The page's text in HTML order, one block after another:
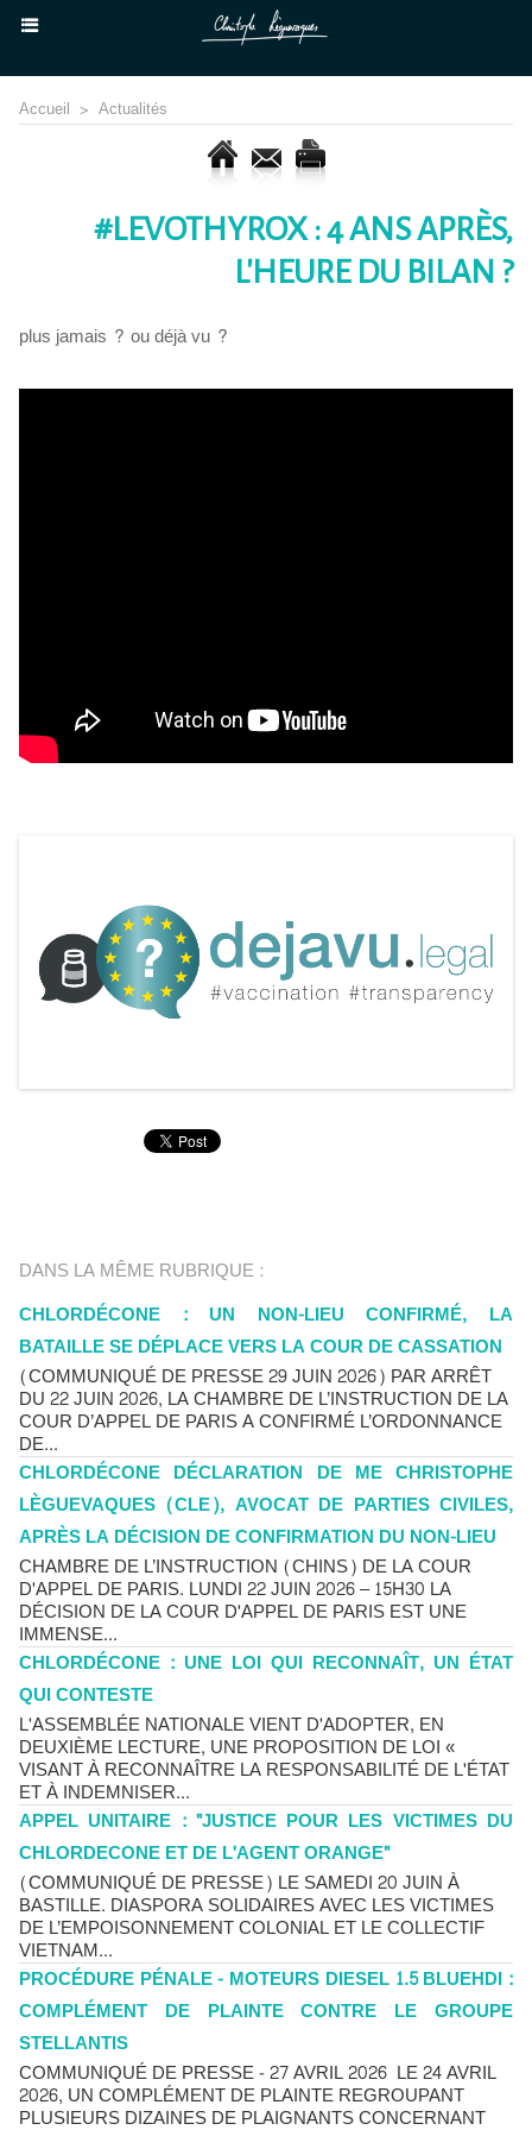
Accueil > Actualités
#LEVOTHYROX : 4 ANS APRÈS,
L'HEURE DU BILAN ?
plus jamais ? ou déjà vu ?
DANS LA MÊME RUBRIQUE :
CHLORDÉCONE : UN NON-LIEU CONFIRMÉ, LA
BATAILLE SE DÉPLACE VERS LA COUR DE CASSATION
(COMMUNIQUÉ DE PRESSE 29 JUIN 2026) PAR ARRÊT
DU 22 JUIN 2026, LA CHAMBRE DE L’INSTRUCTION DE LA
COUR D’APPEL DE PARIS A CONFIRMÉ L’ORDONNANCE
DE...
CHLORDÉCONE DÉCLARATION DE ME CHRISTOPHE
LÈGUEVAQUES (CLE), AVOCAT DE PARTIES CIVILES,
APRÈS LA DÉCISION DE CONFIRMATION DU NON-LIEU
CHAMBRE DE L’INSTRUCTION (CHINS) DE LA COUR
D'APPEL DE PARIS. LUNDI 22 JUIN 2026 – 15H30 LA
DÉCISION DE LA COUR D'APPEL DE PARIS EST UNE
IMMENSE...
CHLORDÉCONE : UNE LOI QUI RECONNAÎT, UN ÉTAT
QUI CONTESTE
L'ASSEMBLÉE NATIONALE VIENT D'ADOPTER, EN
DEUXIÈME LECTURE, UNE PROPOSITION DE LOI «
VISANT À RECONNAÎTRE LA RESPONSABILITÉ DE L'ÉTAT
ET À INDEMNISER...
APPEL UNITAIRE : "JUSTICE POUR LES VICTIMES DU
CHLORDECONE ET DE L'AGENT ORANGE"
(COMMUNIQUÉ DE PRESSE) LE SAMEDI 20 JUIN À
BASTILLE. DIASPORA SOLIDAIRES AVEC LES VICTIMES
DE L’EMPOISONNEMENT COLONIAL ET LE COLLECTIF
VIETNAM...
PROCÉDURE PÉNALE - MOTEURS DIESEL 1.5 BLUEHDI :
COMPLÉMENT DE PLAINTE CONTRE LE GROUPE
STELLANTIS
COMMUNIQUÉ DE PRESSE - 27 AVRIL 2026 LE 24 AVRIL
2026, UN COMPLÉMENT DE PLAINTE REGROUPANT
PLUSIEURS DIZAINES DE PLAIGNANTS CONCERNANT